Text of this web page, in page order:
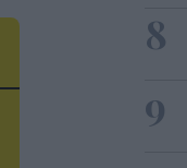
8
9